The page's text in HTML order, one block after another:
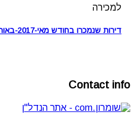
למכירה
דירות שנמכרו בחודש מאי-2017-באורנית-עדכוני נדל"ן
Contact info